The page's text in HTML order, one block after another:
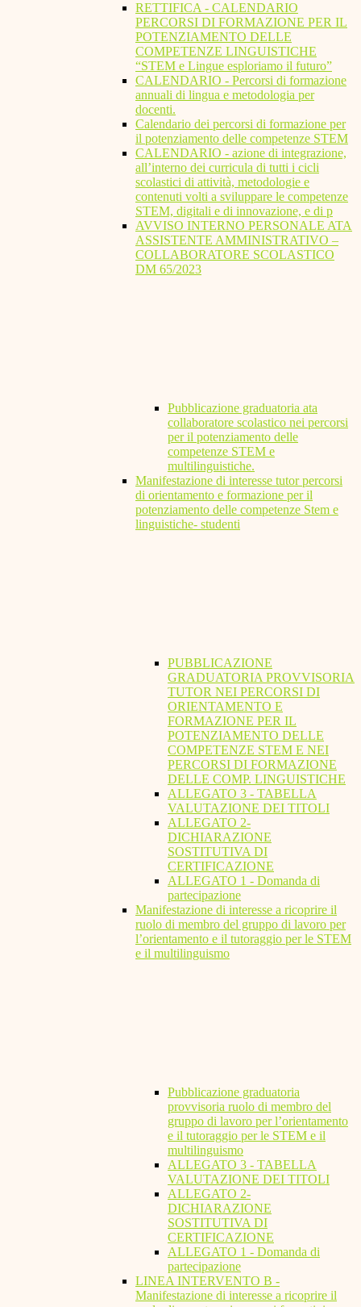
RETTIFICA - CALENDARIO
PERCORSI DI FORMAZIONE PER IL
POTENZIAMENTO DELLE
COMPETENZE LINGUISTICHE
“STEM e Lingue esploriamo il futuro”
CALENDARIO - Percorsi di formazione
annuali di lingua e metodologia per
docenti.
Calendario dei percorsi di formazione per
il potenziamento delle competenze STEM
CALENDARIO - azione di integrazione,
all’interno dei curricula di tutti i cicli
scolastici di attività, metodologie e
contenuti volti a sviluppare le competenze
STEM, digitali e di innovazione, e di p
AVVISO INTERNO PERSONALE ATA
ASSISTENTE AMMINISTRATIVO –
COLLABORATORE SCOLASTICO
DM 65/2023
Pubblicazione graduatoria ata
collaboratore scolastico nei percorsi
per il potenziamento delle
competenze STEM e
multilinguistiche.
Manifestazione di interesse tutor percorsi
di orientamento e formazione per il
potenziamento delle competenze Stem e
linguistiche- studenti
PUBBLICAZIONE
GRADUATORIA PROVVISORIA
TUTOR NEI PERCORSI DI
ORIENTAMENTO E
FORMAZIONE PER IL
POTENZIAMENTO DELLE
COMPETENZE STEM E NEI
PERCORSI DI FORMAZIONE
DELLE COMP. LINGUISTICHE
ALLEGATO 3 - TABELLA
VALUTAZIONE DEI TITOLI
ALLEGATO 2-
DICHIARAZIONE
SOSTITUTIVA DI
CERTIFICAZIONE
ALLEGATO 1 - Domanda di
partecipazione
Manifestazione di interesse a ricoprire il
ruolo di membro del gruppo di lavoro per
l’orientamento e il tutoraggio per le STEM
e il multilinguismo
Pubblicazione graduatoria
provvisoria ruolo di membro del
gruppo di lavoro per l’orientamento
e il tutoraggio per le STEM e il
multilinguismo
ALLEGATO 3 - TABELLA
VALUTAZIONE DEI TITOLI
ALLEGATO 2-
DICHIARAZIONE
SOSTITUTIVA DI
CERTIFICAZIONE
ALLEGATO 1 - Domanda di
partecipazione
LINEA INTERVENTO B -
Manifestazione di interesse a ricoprire il